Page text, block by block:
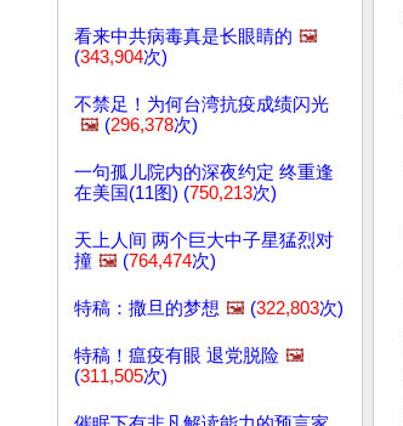
看来中共病毒真是长眼睛的 🖼️
(343,904次)
不禁足！为何台湾抗疫成绩闪光
🖼️ (296,378次)
一句孤儿院内的深夜约定 终重逢
在美国(11图) (750,213次)
天上人间 两个巨大中子星猛烈对
撞 🖼️ (764,474次)
特稿：撒旦的梦想 🖼️ (322,803次)
特稿！瘟疫有眼 退党脱险 🖼️
(311,505次)